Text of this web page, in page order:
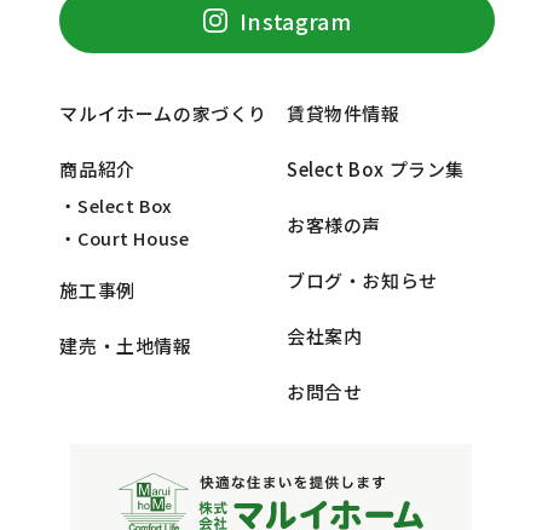
Instagram
マルイホームの家づくり
商品紹介
・Select Box
・Court House
施工事例
建売・土地情報
賃貸物件情報
Select Box プラン集
お客様の声
ブログ・お知らせ
会社案内
お問合せ